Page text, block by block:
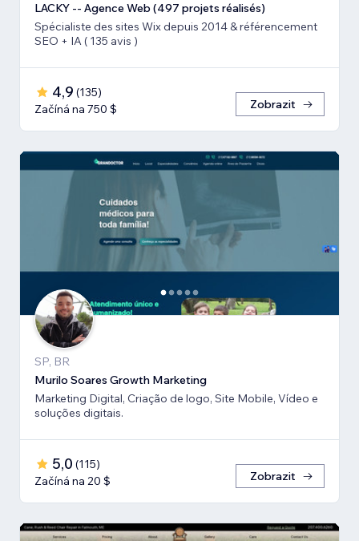
LACKY -- Agence Web (497 projets réalisés)
Spécialiste des sites Wix depuis 2014 & référencement
SEO + IA ( 135 avis )
4,9 (135)
Začíná na 750 $
Zobrazit
SP, BR
Murilo Soares Growth Marketing
Marketing Digital, Criação de logo, Site Mobile, Vídeo e
soluções digitais.
5,0 (115)
Začíná na 20 $
Zobrazit